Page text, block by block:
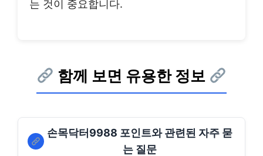
는 것이 중요합니다.
함께 보면 유용한 정보
손목닥터9988 포인트와 관련된 자주 묻
는 질문